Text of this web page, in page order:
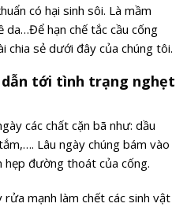
có hại sinh sôi. Là mầm
da…Để hạn chế tắc cầu cống
chia sẻ dưới đây của chúng tôi.
tới tình trạng nghẹt
các chất cặn bã như: dầu
Lâu ngày chúng bám vào
đường thoát của cống.
mạnh làm chết các sinh vật